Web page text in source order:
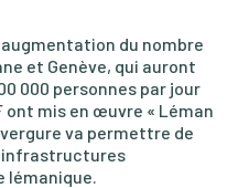
du nombre
et Genève, qui auront
000 personnes par jour
ont mis en œuvre « Léman
va permettre de
infrastructures
lémanique.